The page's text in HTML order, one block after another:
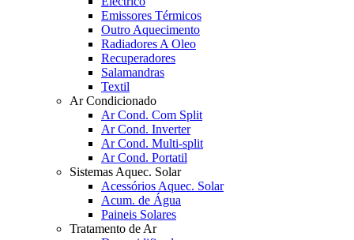
Emissores Térmicos
Outro Aquecimento
Radiadores A Oleo
Recuperadores
Salamandras
Textil
Ar Condicionado
Ar Cond. Com Split
Ar Cond. Inverter
Ar Cond. Multi-split
Ar Cond. Portatil
Sistemas Aquec. Solar
Acessórios Aquec. Solar
Acum. de Água
Paineis Solares
Tratamento de Ar